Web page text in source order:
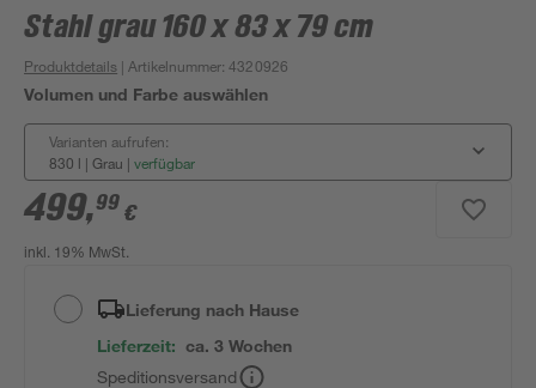
Stahl grau 160 x 83 x 79 cm
Produktdetails | Artikelnummer:4320926
Volumen und Farbe auswählen
Varianten aufrufen:
830 l | Grau | verfügbar
499,99 €
inkl. 19% MwSt.
Lieferung nach Hause
Lieferzeit: ca. 3 Wochen
Speditionsversand